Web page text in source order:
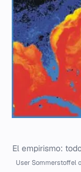
El empirismo:
User Sommerstoffel